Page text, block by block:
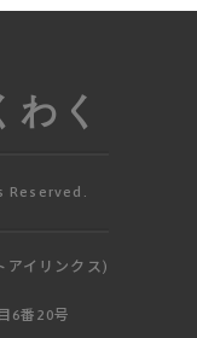
わく
Reserved.
アイリンクス)
6番20号